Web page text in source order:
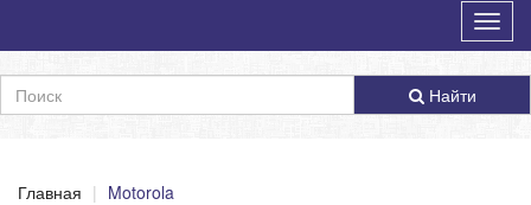
Найти
Главная Motorola